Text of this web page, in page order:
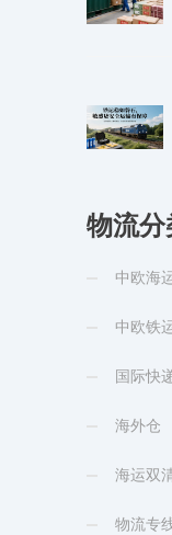
物流分
中欧海
中欧铁
国际快
海外仓
海运双
物流专